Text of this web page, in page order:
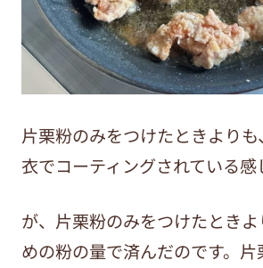
片栗粉のみをつけたときより
衣でコーティングされている感
が、片栗粉のみをつけたとき
めの粉の量で済んだのです。片